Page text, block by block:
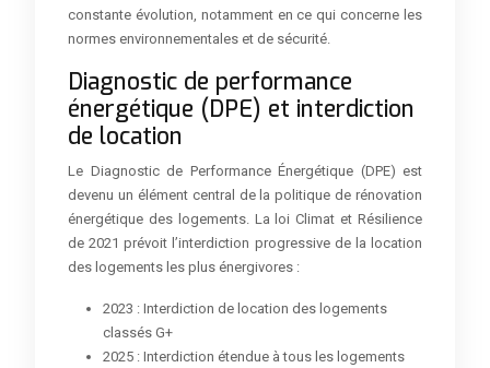
constante évolution, notamment en ce qui concerne les
normes environnementales et de sécurité.
Diagnostic de performance
énergétique (DPE) et interdiction
de location
Le Diagnostic de Performance Énergétique (DPE) est
devenu un élément central de la politique de rénovation
énergétique des logements. La loi Climat et Résilience
de 2021 prévoit l’interdiction progressive de la location
des logements les plus énergivores :
2023 : Interdiction de location des logements
classés G+
2025 : Interdiction étendue à tous les logements